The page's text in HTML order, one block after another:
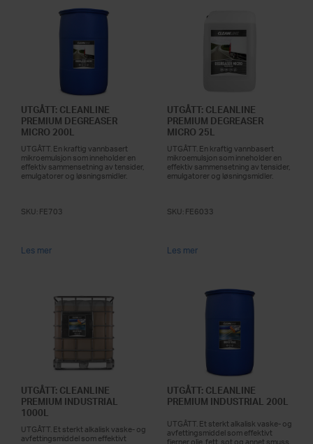
UTGÅTT: CLEANLINE
PREMIUM DEGREASER
MICRO 200L
UTGÅTT. En kraftig vannbasert
mikroemulsjon som inneholder en
effektiv sammensetning av tensider,
emulgatorer og løsningsmidler.
SKU: FE703
Les mer
UTGÅTT: CLEANLINE
PREMIUM DEGREASER
MICRO 25L
UTGÅTT. En kraftig vannbasert
mikroemulsjon som inneholder en
effektiv sammensetning av tensider,
emulgatorer og løsningsmidler.
SKU: FE6033
Les mer
UTGÅTT: CLEANLINE
PREMIUM INDUSTRIAL
1000L
UTGÅTT. Et sterkt alkalisk vaske- og
avfettingsmiddel som effektivt
UTGÅTT: CLEANLINE
PREMIUM INDUSTRIAL 200L
UTGÅTT. Et sterkt alkalisk vaske- og
avfettingsmiddel som effektivt